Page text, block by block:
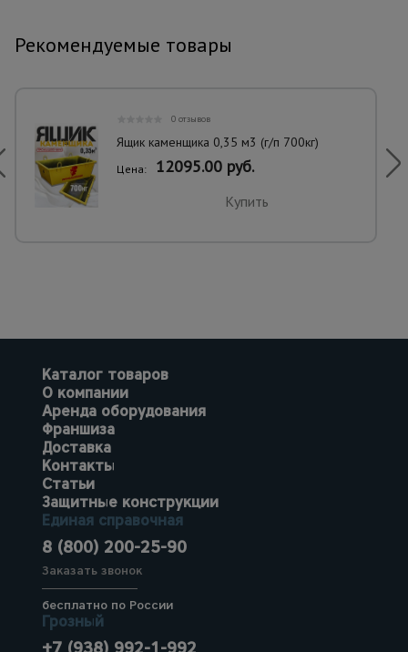
Рекомендуемые товары
0 отзывов
Ящик каменщика 0,35 м3 (г/п 700кг)
Цена: 12095.00 руб.
Купить
Каталог товаров
О компании
Аренда оборудования
Франшиза
Доставка
Контакты
Статьи
Защитные конструкции
Единая справочная
8 (800) 200-25-90
Заказать звонок
бесплатно по России
Грозный